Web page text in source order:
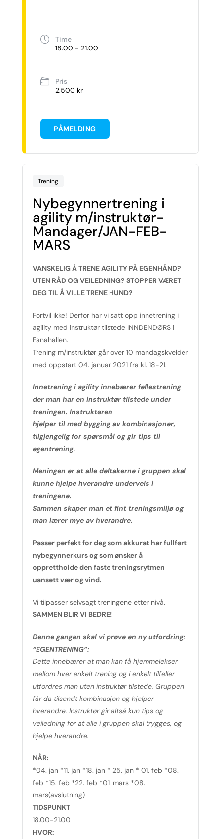
Time
18:00 - 21:00
Pris
2,500 kr
PÅMELDING
Trening
Nybegynnertrening i
agility m/instruktør-
Mandager/JAN-FEB-
MARS
VANSKELIG Å TRENE AGILITY PÅ EGENHÅND?
UTEN RÅD OG VEILEDNING? STOPPER VÆRET
DEG TIL Å VILLE TRENE HUND?
Fortvil ikke! Derfor har vi satt opp innetrening i
agility med instruktør tilstede INNDENDØRS i
Fanahallen.
Trening m/instruktør går over 10 mandagskvelder
med oppstart 04. januar 2021 fra kl. 18-21.
Innetrening i agility innebærer fellestrening
der man har en instruktør tilstede under
treningen. Instruktøren
hjelper til med bygging av kombinasjoner,
tilgjengelig for spørsmål og gir tips til
egentrening.
Meningen er at alle deltakerne i gruppen skal
kunne hjelpe hverandre underveis i
treningene.
Sammen skaper man et fint treningsmiljø og
man lærer mye av hverandre.
Passer perfekt for deg som akkurat har fullført
nybegynnerkurs og som ønsker å
opprettholde den faste treningsrytmen
uansett vær og vind.
Vi tilpasser selvsagt treningene etter nivå.
SAMMEN BLIR VI BEDRE!
Denne gangen skal vi prøve en ny utfordring;
“EGENTRENING”:
Dette innebærer at man kan få hjemmelekser
mellom hver enkelt trening og i enkelt tilfeller
utfordres man uten instruktør tilstede. Gruppen
får da tilsendt kombinasjon og hjelper
hverandre. Instruktør gir altså kun tips og
veiledning for at alle i gruppen skal trygges, og
hjelpe hverandre.
NÅR:
*04. jan *11. jan *18. jan * 25. jan * 01. feb *08.
feb *15. feb *22. feb *01. mars *08.
mars(avslutning)
TIDSPUNKT
18.00-21.00
HVOR: